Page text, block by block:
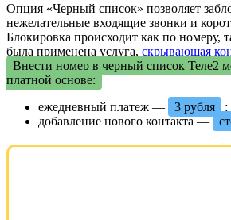
Опция «Черный список» позволяет
нежелательные входящие звонки и
Блокировка происходит как по номеру,
была применена услуга, скрывающая
Внести номер в черный список Теле2
платной основе:
ежедневный платеж —
3 рубля
;
добавление нового контакта —